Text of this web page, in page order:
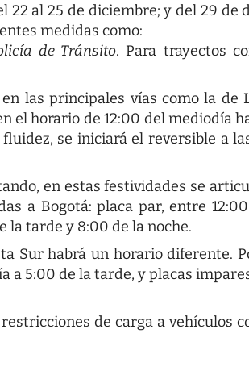
22 al 25 de diciembre; y del 29 de
medidas como:
de Tránsito. Para trayectos
las principales vías como la de
el horario de 12:00 del mediodía
se iniciará el reversible a
en estas festividades se
a Bogotá: placa par, entre
la tarde y 8:00 de la noche.
Sur habrá un horario diferente.
a 5:00 de la tarde, y placas
de carga a vehículos